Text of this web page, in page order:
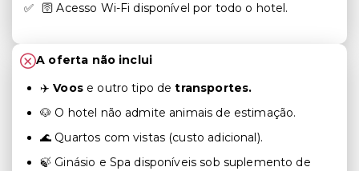
🛜 Acesso Wi-Fi disponível por todo o hotel.
A oferta não inclui
✈️Voose outro tipo detransportes.
🐶 O hotel não admite animais de estimação.
🌊 Quartos com vistas (custo adicional).
🍃 Ginásio e Spa disponíveis sob suplemento de